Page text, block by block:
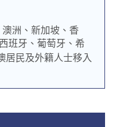
洲、新加坡、香
班牙、葡萄牙、希
巴拿馬、多米尼克、
、安地卡及巴布達、
居民及外籍人士移入